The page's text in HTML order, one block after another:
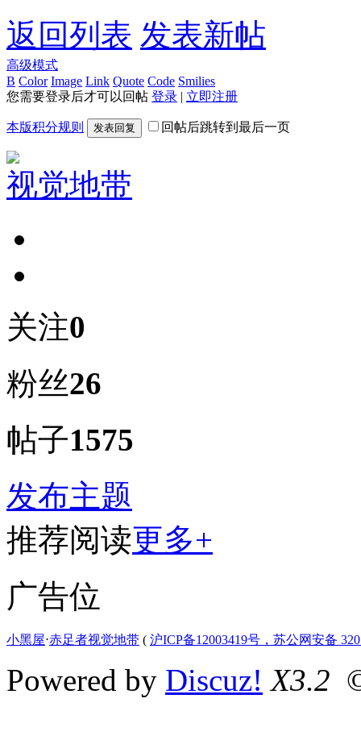
返回列表 发表新帖
高级模式
B Color Image Link Quote Code Smilies
您需要登录后才可以回帖 登录 | 立即注册
本版积分规则 发表回复 回帖后跳转到最后一页
视觉地带
关注0
粉丝26
帖子1575
发布主题
推荐阅读更多+
广告位
小黑屋⋅赤足者视觉地带 ( 沪ICP备12003419号，苏公网安备
Powered by Discuz! X3.2